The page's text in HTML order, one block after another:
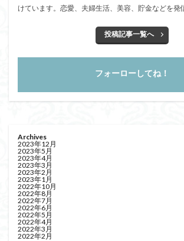
けています。恋愛、夫婦生活、美容、貯金などを発
投稿記事一覧へ
フォーローしてね！
Archives
2023年12月
2023年5月
2023年4月
2023年3月
2023年2月
2023年1月
2022年10月
2022年8月
2022年7月
2022年6月
2022年5月
2022年4月
2022年3月
2022年2月